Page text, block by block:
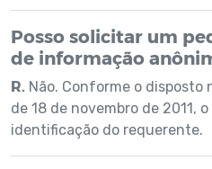
Posso solicitar um
de informação
R. Não. Conforme o disposto
de 18 de novembro de 2011,
identificação do requerente.